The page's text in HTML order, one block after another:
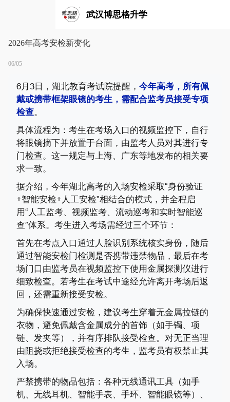
武汉博思格升学
2026年高考安检新变化
06/05
6月3日，湖北教育考试院提醒， 今年高考，所有佩
戴或携带框架眼镜的考生，需配合监考员接受专项
检查。
具体流程为：考生在考场入口的视频监控下，自行
将眼镜摘下并放置于台面，由监考人员对其进行专
门检查。这一规定与上海、广东等地发布的相关要
求一致。
据介绍，今年湖北高考的入场安检采取“身份验证
+智能安检+人工安检”相结合的模式，并全程启
用“人工监考、视频监考、流动巡考和实时智能巡
查”体系。考生进入考场需经过三个环节：
首先在考点入口通过人脸识别系统核实身份，随后
通过智能安检门检测是否携带违禁物品，最后在考
场门口由监考员在视频监控下使用金属探测仪进行
细致检查。若考生在考试中途经允许离开考场后返
回，还需重新接受安检。
为确保快速通过安检，建议考生穿着无金属拉链的
衣物，避免佩戴含金属成分的首饰（如手镯、项
链、发夹等），并有序排队接受检查。对无正当理
由阻挠或拒绝接受检查的考生，监考员有权禁止其
入场。
严禁携带的物品包括：各种无线通讯工具（如手
机、无线耳机、智能手表、手环、智能眼镜等）、